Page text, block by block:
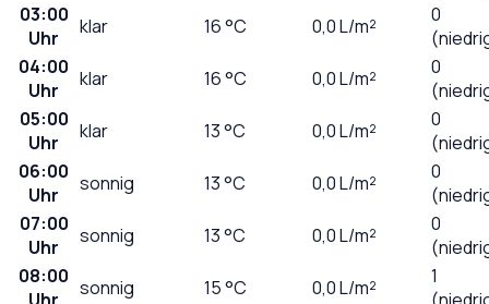
03:00
Uhr
klar 16°C 0,0L/m²
0
04:00
Uhr
klar 16°C 0,0L/m²
0
05:00
Uhr
klar 13°C 0,0L/m²
0
06:00
Uhr
sonnig 13°C 0,0L/m²
0
07:00
Uhr
sonnig 13°C 0,0L/m²
0
08:00 sonnig 15°C 0,0L/m²
1